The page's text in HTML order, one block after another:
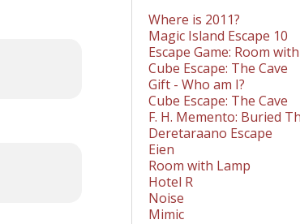
Where is 2011?
Magic Island Escape 10
Escape Game: Room
Cube Escape: The Cave
Gift - Who am I?
Cube Escape: The Cave
F. H. Memento: Buried
Deretaraano Escape
Eien
Room with Lamp
Hotel R
Noise
Mimic